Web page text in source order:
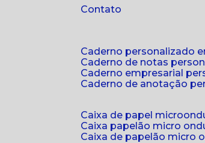
Contato
caderno personalizado
caderno de notas
caderno empresarial
caderno de anotação
caixa de papel
caixa papelão micro
caixa de papelão micro